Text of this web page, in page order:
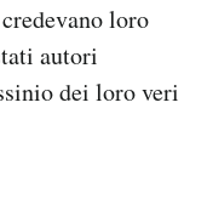
loro
autori
dei loro veri